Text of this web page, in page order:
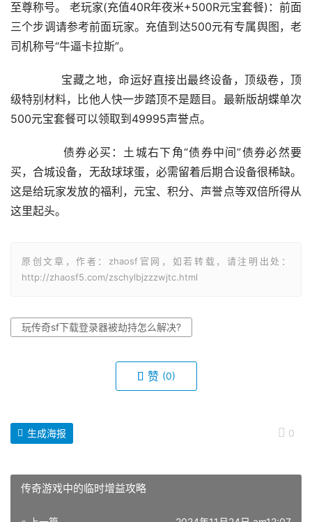
至尊称号。 老玩家(充值40R年夜米+500R元宝套餐)：前面
三个步调请参考前面玩家。充值到达500元有专属舆图，老
司机称号“牛逼卡拉斯”。
级特别材料，比他人快一步踏顶不是题目。最新版胡蝶单次
500元宝套餐可以领取到49995声誉点。
买，合城设备，无敌球球蛋，必需留着后期合设备很稀缺。
这是给玩家发放的福利，元宝、积分、声誉点等双倍所得从
这里起头。
原创文章，作者：zhaosf官网，如若转载，请注明出处：
http://zhaosf5.com/zschylbjzzzwjtc.html
玩传奇sf下载登录器被劫持怎么解决?
赞 (0)
0
生成海报